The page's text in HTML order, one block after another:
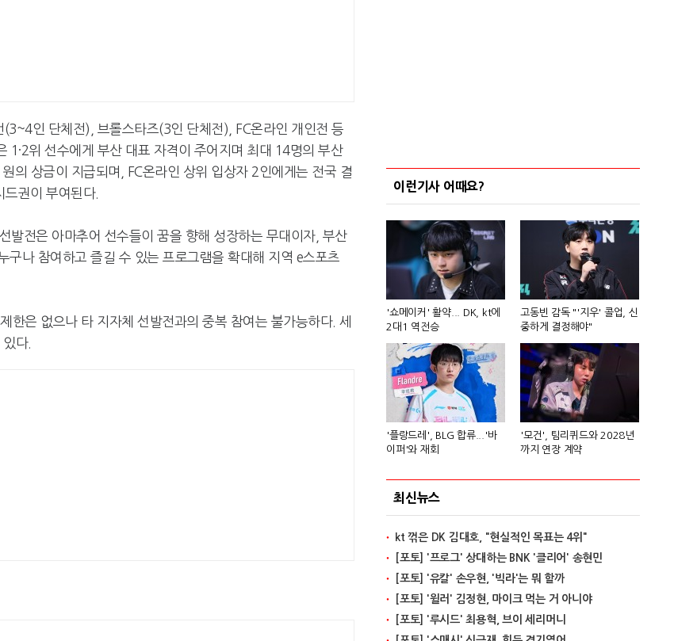
인 단체전), 브롤스타즈(3인 단체전), FC온라인 개인전 등
위 선수에게 부산 대표 자격이 주어지며 최대 14명의 부산
의 상금이 지급되며, FC온라인 상위 입상자 2인에게는 전국 결
권이 부여된다.
발전은 아마추어 선수들이 꿈을 향해 성장하는 무대이자, 부산
나 참여하고 즐길 수 있는 프로그램을 확대해 지역 e스포츠
은 없으나 타 지자체 선발전과의 중복 참여는 불가능하다. 세
다.
이런기사 어때요?
'쇼메이커' 활약... DK, kt에
2대1 역전승
고동빈 감독 "'지우' 콜업, 신
중하게 결정해야"
'플랑드레', BLG 합류...'바
이퍼'와 재회
'모건', 팀리퀴드와 2028년
까지 연장 계약
최신뉴스
kt 꺾은 DK 김대호, "현실적인 목표는 4위"
[포토] '프로그' 상대하는 BNK '클리어' 송현민
[포토] '유칼' 손우현, '빅라'는 뭐 할까
[포토] '윌러' 김정현, 마이크 먹는 거 아니야
[포토] '루시드' 최용혁, 브이 세리머니